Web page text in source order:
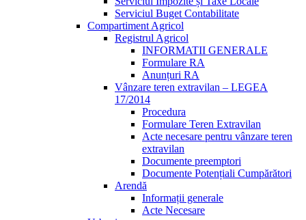
Serviciul Buget Contabilitate
Compartiment Agricol
Registrul Agricol
INFORMATII GENERALE
Formulare RA
Anunțuri RA
Vânzare teren extravilan – LEGEA
17/2014
Procedura
Formulare Teren Extravilan
Acte necesare pentru vânzare teren
extravilan
Documente preemptori
Documente Potențiali Cumpărători
Arendă
Informații generale
Acte Necesare